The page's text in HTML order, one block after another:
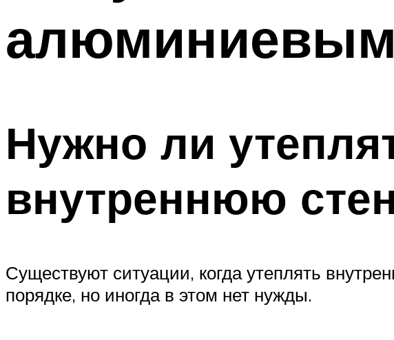
алюминиевым
Нужно ли
внутреннюю
Существуют ситуации, когда утеплять
порядке, но иногда в этом нет нужды.